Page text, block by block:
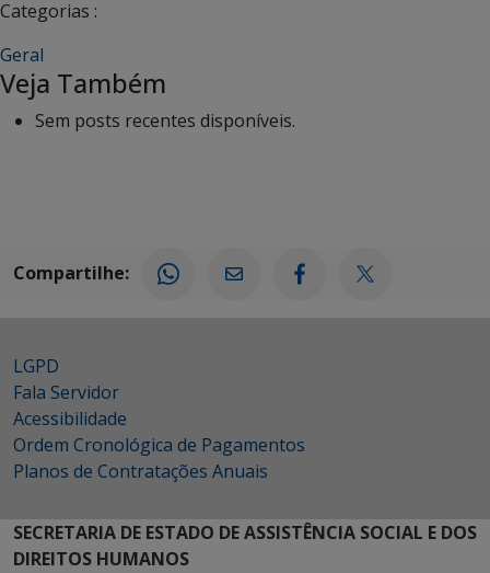
Categorias :
Geral
Veja Também
Sem posts recentes disponíveis.
Compartilhe:
LGPD
Fala Servidor
Acessibilidade
Ordem Cronológica de Pagamentos
Planos de Contratações Anuais
SECRETARIA DE ESTADO DE ASSISTÊNCIA SOCIAL E DOS
DIREITOS HUMANOS